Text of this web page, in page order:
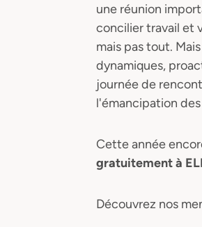
une réunion
concilier travail et
mais pas tout.
dynamiques,
journée de
l'émancipation
Cette année
gratuitement à
Découvrez nos